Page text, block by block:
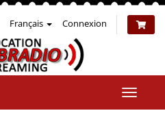
Français Connexion
la